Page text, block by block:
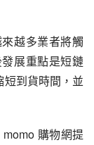
越多業者將觸
展重點是短鏈
到貨時間，並
購物網提